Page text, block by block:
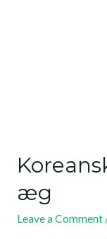
æg
Leave a Comment